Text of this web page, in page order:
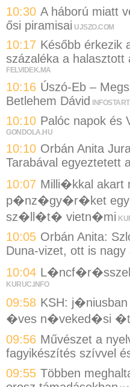
10:30 A háború miatt
ősi piramisai UJSZO.COM
10:17 Később érkezik
százaléka a halasztott
FELVIDEK.MA
10:16 Úszó-Eb –
Betlehem Dávid
10:10 Palóc napok és
GONDOLA.HU
10:10 Orbán Anita
Tarabával egyeztetett
10:07 Milli�kkal akart
p�nz�gy�r�ket egy
sz�ll�t� vietn�mi
10:05 Orbán Anita:
Duna-vizet, ott is nagy
10:04 L�ncf�r�sszel
KURUC.INFO
09:58 KSH:
�ves n�veked�si
09:56 Művészet a
fagyikészítés szívvel
09:55 Többen